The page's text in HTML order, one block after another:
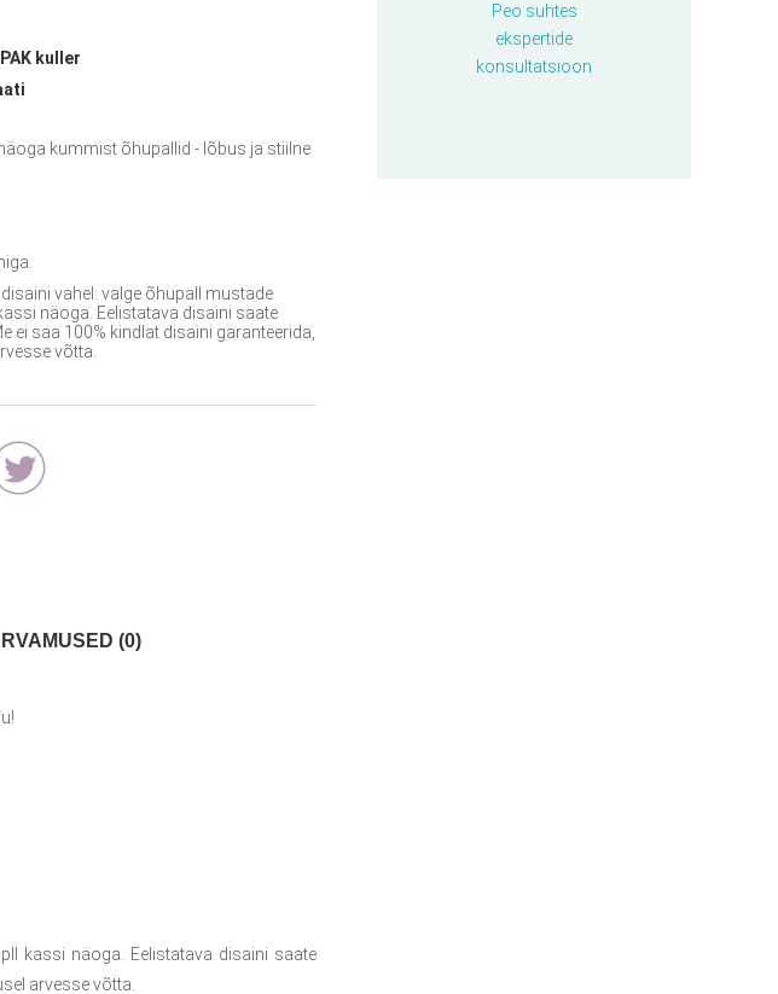
Peo suhtes
ekspertide
konsultatsioon
kuller
kummist õhupallid - lõbus ja stiilne
vahel: valge õhupall mustade
näoga. Eelistatava disaini saate
ei saa 100% kindlat disaini garanteerida,
võtta.
(0)
kassi näoga. Eelistatava disaini saate
arvesse võtta.